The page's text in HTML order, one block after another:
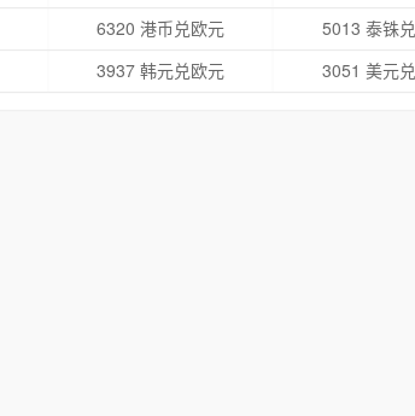
6320 港币兑欧元
5013 泰铢
3937 韩元兑欧元 3051 美元